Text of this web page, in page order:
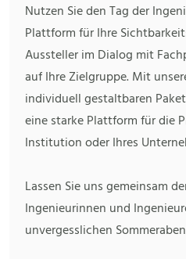
Nutzen Sie den Tag der
Plattform für Ihre
Aussteller im Dialog mit
auf Ihre Zielgruppe. Mit
individuell gestaltbaren
eine starke Plattform für die
Institution oder Ihres
Lassen Sie uns gemeinsam
Ingenieurinnen und
unvergesslichen